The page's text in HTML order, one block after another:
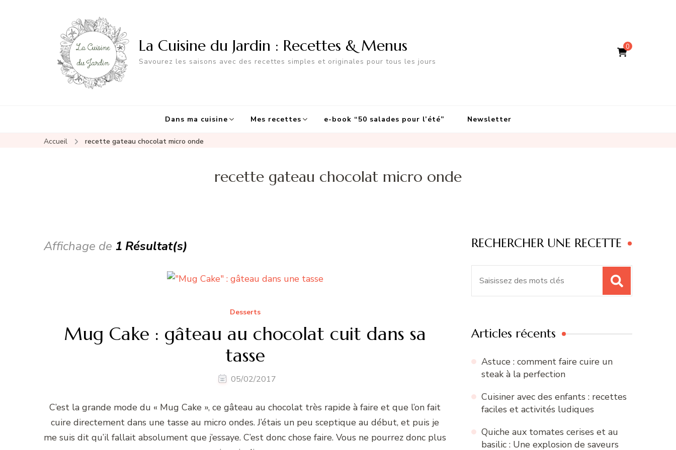
0
La Cuisine du Jardin : Recettes & Menus
Savourez les saisons avec des recettes simples et originales pour tous les jours
Dans ma cuisine Mes recettes e-book “50 salades pour l’été” Newsletter
Accueil recette gateau chocolat micro onde
recette gateau chocolat micro onde
Affichage de 1 Résultat(s)
Desserts
Mug Cake : gâteau au chocolat cuit dans sa
tasse
05/02/2017
C’est la grande mode du « Mug Cake », ce gâteau au chocolat très rapide à faire et que l’on fait
cuire directement dans une tasse au micro ondes. J’étais un peu sceptique au début, et puis je
me suis dit qu’il fallait absolument que j’essaye. C’est donc chose faire. Vous ne pourrez donc plus
RECHERCHER UNE RECETTE
Articles récents
Astuce : comment faire cuire un
steak à la perfection
Cuisiner avec des enfants : recettes
faciles et activités ludiques
Quiche aux tomates cerises et au
basilic : Une explosion de saveurs